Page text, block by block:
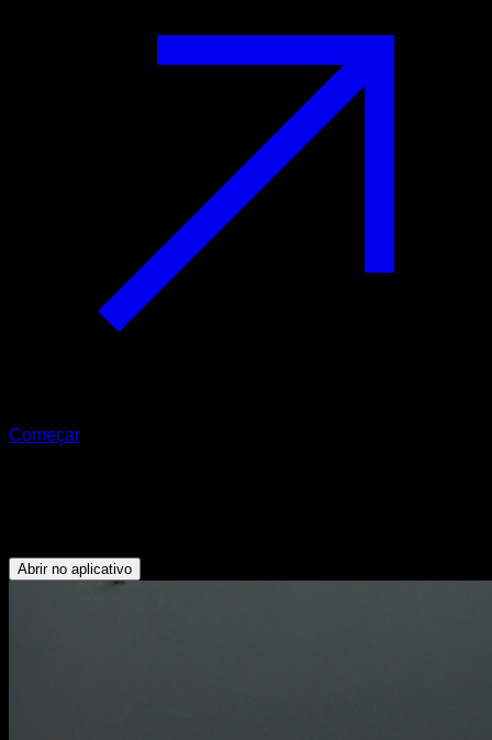
Começar
Abrir no aplicativo